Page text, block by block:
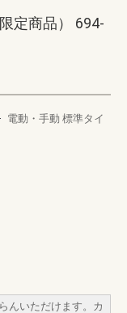
定商品） 694-
電動・手動 標準タイ
んいただけます。カ